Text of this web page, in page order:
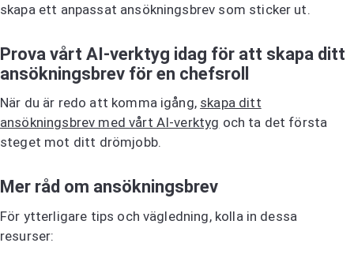
skapa ett anpassat ansökningsbrev som sticker ut.
Prova vårt AI-verktyg idag för att skapa ditt
ansökningsbrev för en chefsroll
När du är redo att komma igång, skapa ditt
ansökningsbrev med vårt AI-verktyg och ta det första
steget mot ditt drömjobb.
Mer råd om ansökningsbrev
För ytterligare tips och vägledning, kolla in dessa
resurser: